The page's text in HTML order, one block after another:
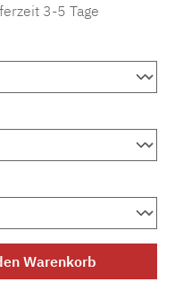
3-5 Tage
gewünschten
Warenkorb